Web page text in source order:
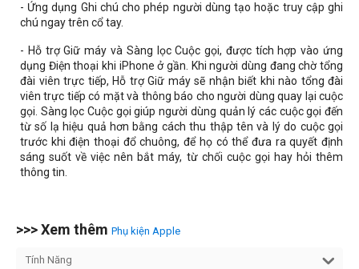
- Ứng dụng Ghi chú cho phép người dùng tạo hoặc truy cập ghi
chú ngay trên cổ tay.
- Hỗ trợ Giữ máy và Sàng lọc Cuộc gọi, được tích hợp vào ứng
dụng Điện thoại khi iPhone ở gần. Khi người dùng đang chờ tổng
đài viên trực tiếp, Hỗ trợ Giữ máy sẽ nhận biết khi nào tổng đài
viên trực tiếp có mặt và thông báo cho người dùng quay lại cuộc
gọi. Sàng lọc Cuộc gọi giúp người dùng quản lý các cuộc gọi đến
từ số lạ hiệu quả hơn bằng cách thu thập tên và lý do cuộc gọi
trước khi điện thoại đổ chuông, để họ có thể đưa ra quyết định
sáng suốt về việc nên bắt máy, từ chối cuộc gọi hay hỏi thêm
thông tin.
>>> Xem thêm Phụ kiện Apple
Tính Năng